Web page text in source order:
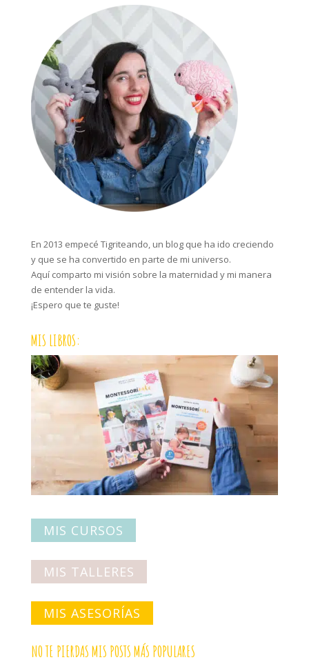
En 2013 empecé Tigriteando, un blog que ha ido creciendo
y que se ha convertido en parte de mi universo.
Aquí comparto mi visión sobre la maternidad y mi manera
de entender la vida.
¡Espero que te guste!
MIS LIBROS:
MIS CURSOS
MIS TALLERES
MIS ASESORÍAS
NO TE PIERDAS MIS POSTS MÁS POPULARES